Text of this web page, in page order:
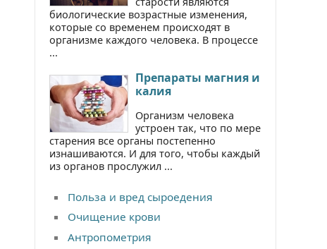
биологические возрастные изменения,
которые со временем происходят в
организме каждого человека. В процессе
...
Препараты магния и
калия
Организм человека
устроен так, что по мере
старения все органы постепенно
изнашиваются. И для того, чтобы каждый
из органов прослужил ...
Польза и вред сыроедения
Очищение крови
Антропометрия